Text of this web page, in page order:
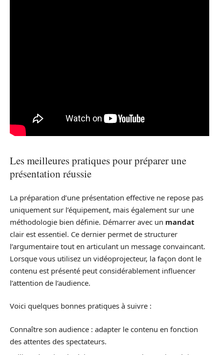
Les meilleures pratiques pour préparer une
présentation réussie
La préparation d’une présentation effective ne repose pas
uniquement sur l’équipement, mais également sur une
méthodologie bien définie. Démarrer avec un mandat
clair est essentiel. Ce dernier permet de structurer
l’argumentaire tout en articulant un message convaincant.
Lorsque vous utilisez un vidéoprojecteur, la façon dont le
contenu est présenté peut considérablement influencer
l’attention de l’audience.
Voici quelques bonnes pratiques à suivre :
Connaître son audience : adapter le contenu en fonction
des attentes des spectateurs.